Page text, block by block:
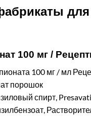
100 мг /
100 мг / мл
порошок
спирт,